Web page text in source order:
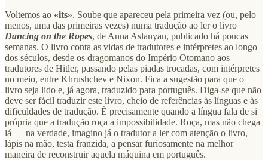
Voltemos ao «its». Soube que apareceu pela primeira vez (ou, pelo
menos, uma das primeiras vezes) numa tradução ao ler o livro
Dancing on the Ropes, de Anna Aslanyan, publicado há poucas
semanas. O livro conta as vidas de tradutores e intérpretes ao longo
dos séculos, desde os dragomanos do Império Otomano aos
tradutores de Hitler, passando pelas piadas trocadas, com intérpretes
no meio, entre Khrushchev e Nixon. Fica a sugestão para que o
livro seja lido e, já agora, traduzido para português. Diga-se que não
deve ser fácil traduzir este livro, cheio de referências às línguas e às
dificuldades de tradução. É precisamente quando a língua fala de si
própria que a tradução roça a impossibilidade. Roça, mas não chega
lá — na verdade, imagino já o tradutor a ler com atenção o livro,
lápis na mão, testa franzida, a pensar furiosamente na melhor
maneira de reconstruir aquela máquina em português.